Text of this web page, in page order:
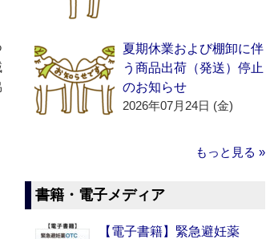
夏期休業および棚卸に伴
う商品出荷（発送）停止
のお知らせ
2026年07月24日 (金)
もっと見る »
書籍・電子メディア
【電子書籍】緊急避妊薬